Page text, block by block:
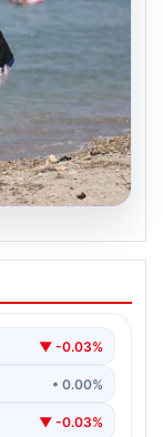
▼ -0.03%
• 0.00%
▼ -0.03%